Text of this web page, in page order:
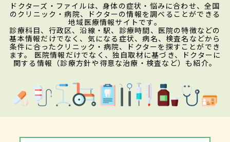
ドクターズ・ファイルは、身体の症状・悩みに合わせ、全国
のクリニック・病院、ドクターの情報を調べることができる
地域医療情報サイトです。
診療科目、行政区、沿線・駅、診療時間、医院の特徴などの
基本情報だけでなく、気になる症状、病名、検査名などから
条件に合ったクリニック・病院、ドクターを探すことができ
ます。 医院情報だけでなく、独自取材に基づき、ドクターに
関する情報（診療方針や得意な治療・検査など）も紹介。